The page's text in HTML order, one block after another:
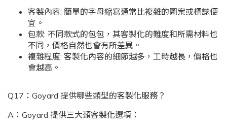
客製內容: 簡單的字母縮寫通常比複雜的圖案或標誌便
宜。
包款: 不同款式的包包，其客製化的難度和所需材料也
不同，價格自然也會有所差異。
複雜程度: 客製化內容的細節越多，工時越長，價格也
會越高。
Q17：Goyard 提供哪些類型的客製化服務？
A：Goyard 提供三大類客製化選項：